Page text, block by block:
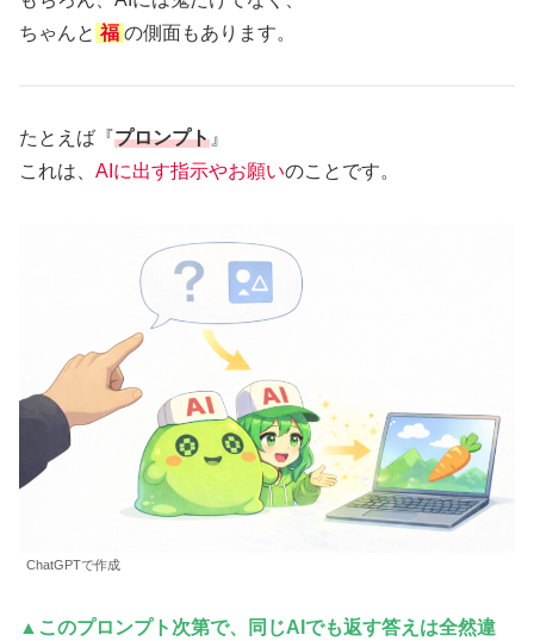
ちゃんと 福 の側面もあります。
たとえば『プロンプト 』
これは、 AIに出す指示やお願いのことです。
ChatGPTで作成
▲このプロンプト 次第で、同じAIでも返す答えは全然違